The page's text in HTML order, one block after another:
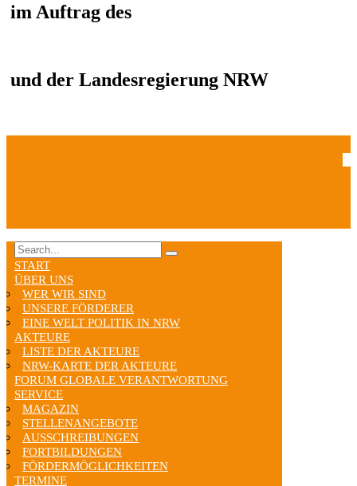
im Auftrag des
und der Landesregierung NRW
START
ÜBER UNS
WER WIR SIND
UNSERE FÖRDERER
EINE WELT POLITIK IN NRW
AKTEURE
LISTE DER AKTEURE
NRW-KARTE DER AKTEURE
FORUM GLOBALE VERANTWORTUNG
SERVICE
MAGAZIN
STELLENANGEBOTE
AUSSCHREIBUNGEN
FORTBILDUNGEN
FÖRDERMÖGLICHKEITEN
TERMINE